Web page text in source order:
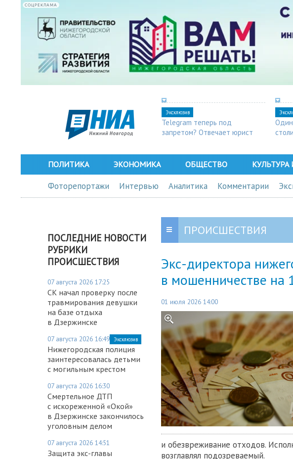
СОЦРЕКЛАМА
Эксклюзив
Telegram теперь под
запретом? Отвечает юрист
Один
ПОЛИТИКА ЭКОНОМИКА ОБЩЕСТВО
Фоторепортажи Интервью Аналитика Комментарии
ПОСЛЕДНИЕ НОВОСТИ
РУБРИКИ
ПРОИСШЕСТВИЯ
07 августа 2026 17:25
СК начал проверку после
травмирования девушки
на базе отдыха
в Дзержинске
07 августа 2026 16:49 Эксклюзив
Нижегородская полиция
заинтересовалась детьми
с могильным крестом
07 августа 2026 16:30
Смертельное ДТП
с искореженной «Окой»
в Дзержинске закончилось
уголовным делом
07 августа 2026 14:51
Защита экс-главы
ПРОИСШЕСТВИЯ
Экс-директора
в мошенничестве на
01 июля 2026 14:00
и обезвреживание отходов.
возглавлял подозреваемый.